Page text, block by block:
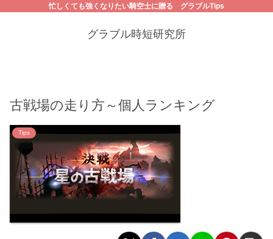
忙しくても強くなりたい騎空士に贈る グラブルTips
グラブル時短研究所
古戦場の走り方～個人ランキング
Tips